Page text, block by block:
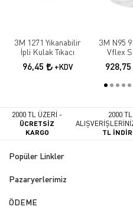
3M 1271 Yıkanabilir
İpli Kulak Tıkacı
96,45 +KDV
3M N95
Vflex
928,75
2000 TL ÜZERİ -
ÜCRETSİZ
KARGO
2000
TL
Popüler Linkler
Pazaryerlerimiz
ÖDEME